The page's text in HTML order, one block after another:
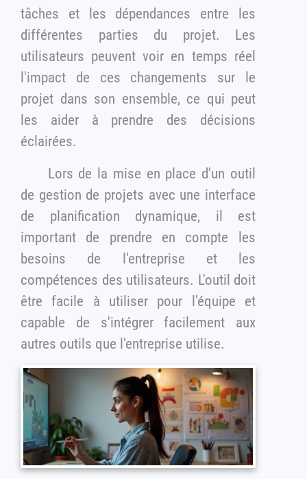
tâches et les dépendances entre les
différentes parties du projet. Les
utilisateurs peuvent voir en temps réel
l'impact de ces changements sur le
projet dans son ensemble, ce qui peut
les aider à prendre des décisions
éclairées.
Lors de la mise en place d'un outil
de gestion de projets avec une interface
de planification dynamique, il est
important de prendre en compte les
besoins de l'entreprise et les
compétences des utilisateurs. L'outil doit
être facile à utiliser pour l'équipe et
capable de s'intégrer facilement aux
autres outils que l'entreprise utilise.